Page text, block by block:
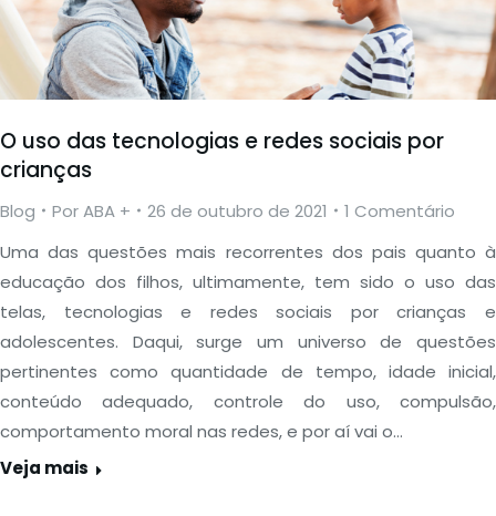
O uso das tecnologias e redes sociais por
crianças
Blog PorABA + 26 de outubro de 2021
1 Comentário
Uma das questões mais recorrentes dos pais quanto à
educação dos filhos, ultimamente, tem sido o uso das
telas, tecnologias e redes sociais por crianças e
adolescentes. Daqui, surge um universo de questões
pertinentes como quantidade de tempo, idade inicial,
conteúdo adequado, controle do uso, compulsão,
comportamento moral nas redes, e por aí vai o…
Veja mais